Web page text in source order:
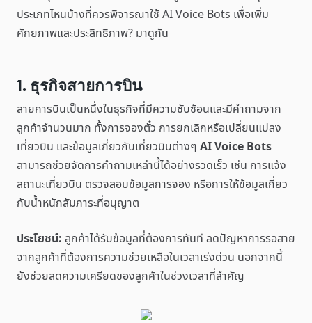
ประเภทไหนบ้างที่ควรพิจารณาใช้ AI Voice Bots เพื่อเพิ่ม
ศักยภาพและประสิทธิภาพ? มาดูกัน
1. ธุรกิจสายการบิน
สายการบินเป็นหนึ่งในธุรกิจที่มีความซับซ้อนและมีคำถามจาก
ลูกค้าจำนวนมาก ทั้งการจองตั๋ว การยกเลิกหรือเปลี่ยนแปลง
เที่ยวบิน และข้อมูลเกี่ยวกับเที่ยวบินต่างๆ AI Voice Bots
สามารถช่วยจัดการคำถามเหล่านี้ได้อย่างรวดเร็ว เช่น การแจ้ง
สถานะเที่ยวบิน ตรวจสอบข้อมูลการจอง หรือการให้ข้อมูลเกี่ยว
กับน้ำหนักสัมภาระที่อนุญาต
ประโยชน์: ลูกค้าได้รับข้อมูลที่ต้องการทันที ลดปัญหาการรอสาย
จากลูกค้าที่ต้องการความช่วยเหลือในเวลาเร่งด่วน นอกจากนี้
ยังช่วยลดความเครียดของลูกค้าในช่วงเวลาที่สำคัญ